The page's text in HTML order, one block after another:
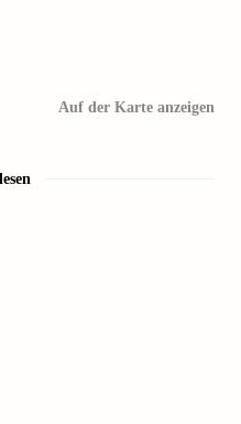
Auf der Karte anzeigen